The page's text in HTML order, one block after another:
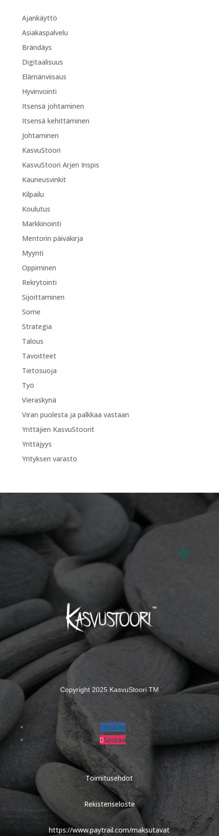
Ajankäyttö
Asiakaspalvelu
Brändäys
Digitaalisuus
Elämänviisaus
Hyvinvointi
Itsensä johtaminen
Itsensä kehittäminen
Johtaminen
KasvuStoori
KasvuStoori Arjen Inspis
Kauneusvinkit
Kilpailu
Koulutus
Markkinointi
Mentorin päiväkirja
Myynti
Oppiminen
Rekrytointi
Sijoittaminen
Some
Strategia
Talous
Tavoitteet
Tietosuoja
Työ
Vieraskynä
Viran puolesta ja palkkaa vastaan
Yrittäjien KasvuStoorit
Yrittäjyys
Yrityksen varasto
Copyright 2025 KasvuStoori TM
Seuraa
Seuraa
Toimitusehdot
Rekisteriseloste
https://www.paytrail.com/maksutavat